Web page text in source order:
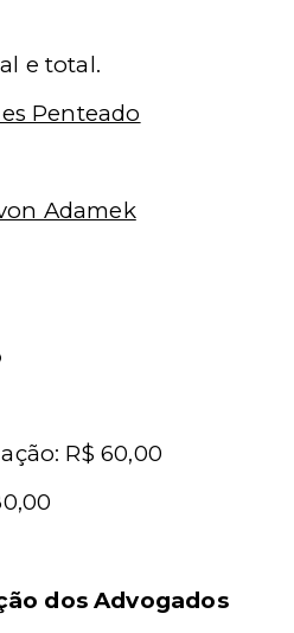
e total.
Penteado
Adamek
R$ 60,00
dos Advogados